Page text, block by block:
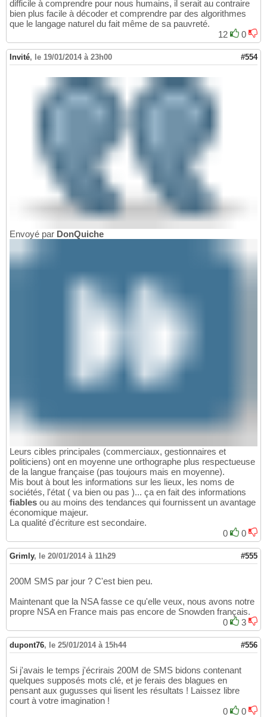
difficile à comprendre pour nous humains, il serait au contraire
bien plus facile à décoder et comprendre par des algorithmes
que le langage naturel du fait même de sa pauvreté.
12
0
Invité, le 19/01/2014 à 23h00 #554
Envoyé par DonQuiche
Leurs cibles principales (commerciaux, gestionnaires et
politiciens) ont en moyenne une orthographe plus respectueuse
de la langue française (pas toujours mais en moyenne).
Mis bout à bout les informations sur les lieux, les noms de
sociétés, l'état ( va bien ou pas )... ça en fait des informations
fiables ou au moins des tendances qui fournissent un avantage
économique majeur.
La qualité d'écriture est secondaire.
0
0
Grimly, le 20/01/2014 à 11h29 #555
200M SMS par jour ? C'est bien peu.
Maintenant que la NSA fasse ce qu'elle veux, nous avons notre
propre NSA en France mais pas encore de Snowden français.
0
3
dupont76, le 25/01/2014 à 15h44 #556
Si j'avais le temps j'écrirais 200M de SMS bidons contenant
quelques supposés mots clé, et je ferais des blagues en
pensant aux gugusses qui lisent les résultats ! Laissez libre
court à votre imagination !
0
0